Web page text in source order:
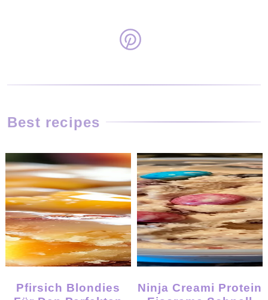
Best recipes
Pfirsich Blondies
Ninja Creami Protein